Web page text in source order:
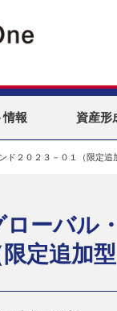
情報 資産形
２０２３－０１（限定追
ーバル
定追加型